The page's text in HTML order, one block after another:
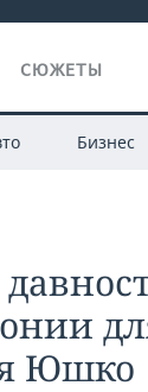
СЮЖЕТЫ
Бизнес
Юшко